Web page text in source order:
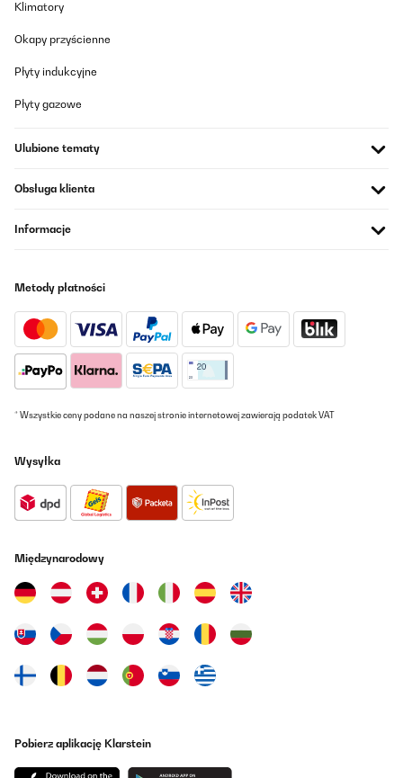
Klimatory
Okapy przyścienne
Płyty indukcyjne
Płyty gazowe
Ulubione tematy
Obsługa klienta
Informacje
Metody płatności
* Wszystkie ceny podane na naszej stronie internetowej zawierają podatek VAT
Wysyłka
Międzynarodowy
Pobierz aplikację Klarstein